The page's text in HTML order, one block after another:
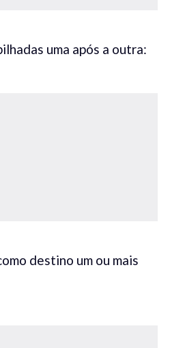
uma após a outra:
destino um ou mais